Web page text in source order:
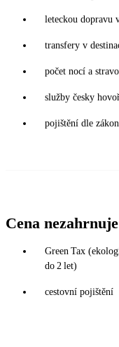
leteckou dopravu
transfery v
počet nocí a
služby česky
pojištění dle
Cena nezahrnuje
Green Tax
do 2 let)
cestovní pojištění